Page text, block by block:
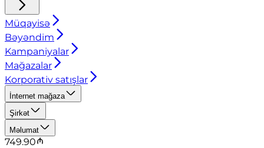
Müqayisə
Bəyəndim
Kampaniyalar
Mağazalar
Korporativ satışlar
İnternet mağaza
Şirkət
Məlumat
749.90